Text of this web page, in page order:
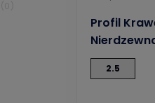
Profil
2.5